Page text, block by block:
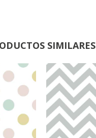
SIMILARES